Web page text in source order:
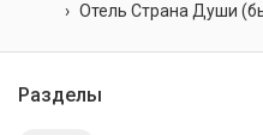
Отель Страна Души
Разделы